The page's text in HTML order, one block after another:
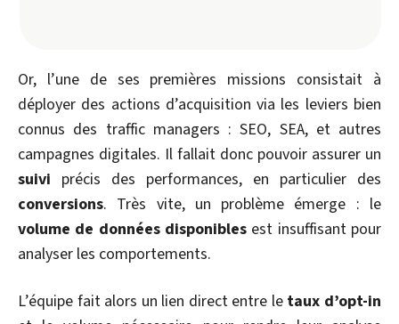
Or, l’une de ses premières missions consistait à
déployer des actions d’acquisition via les leviers bien
connus des traffic managers : SEO, SEA, et autres
campagnes digitales. Il fallait donc pouvoir assurer un
suivi précis des performances, en particulier des
conversions. Très vite, un problème émerge : le
volume de données disponibles est insuffisant pour
analyser les comportements.
L’équipe fait alors un lien direct entre le taux d’opt-in